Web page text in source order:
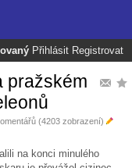
Přihlásit Registrovat
pražském
(4203 zobrazení)
na konci minulého